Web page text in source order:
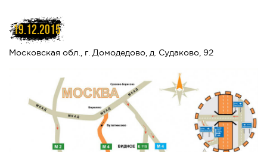
19.12.2015
Московская обл., г. Домодедово, д. Судаково, 92